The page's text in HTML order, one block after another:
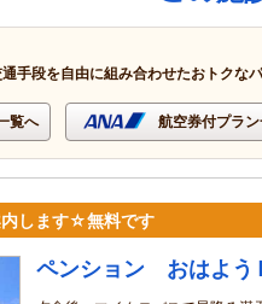
手段を自由に組み合わせたおトクな
覧へ 航空券付プラ
内します☆無料です
ペンション おはよう